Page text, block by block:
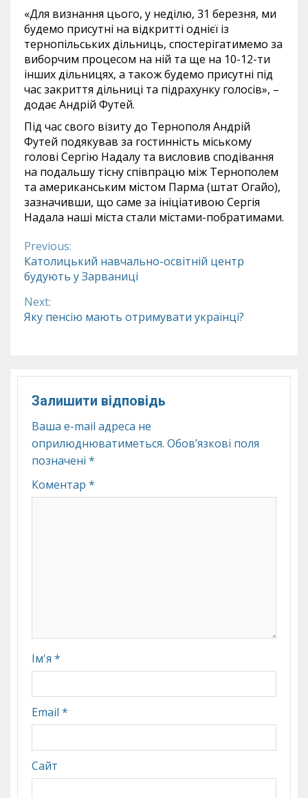
«Для визнання цього, у неділю, 31 березня, ми
будемо присутні на відкритті однієї із
тернопільських дільниць, спостерігатимемо за
виборчим процесом на ній та ще на 10-12-ти
інших дільницях, а також будемо присутні під
час закриття дільниці та підрахунку голосів», –
додає Андрій Футей.
Під час свого візиту до Тернополя Андрій
Футей подякував за гостинність міському
голові Сергію Надалу та висловив сподівання
на подальшу тісну співпрацю між Тернополем
та американським містом Парма (штат Огайо),
зазначивши, що саме за ініціативою Сергія
Надала наші міста стали містами-побратимами.
Continue
Reading
Previous:
Католицький навчально-освітній центр
будують у Зарваниці
Next:
Яку пенсію мають отримувати українці?
Залишити відповідь
Ваша e-mail адреса не
оприлюднюватиметься. Обов’язкові поля
позначені *
Коментар *
Ім'я *
Email *
Сайт